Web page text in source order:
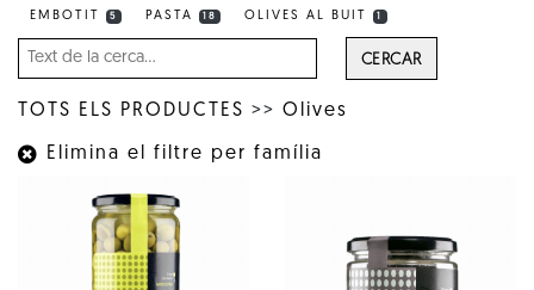
EMBOTIT 5 PASTA 18 OLIVES AL BUIT
CERCAR
TOTS ELS PRODUCTES >> Olives
Elimina el filtre per família